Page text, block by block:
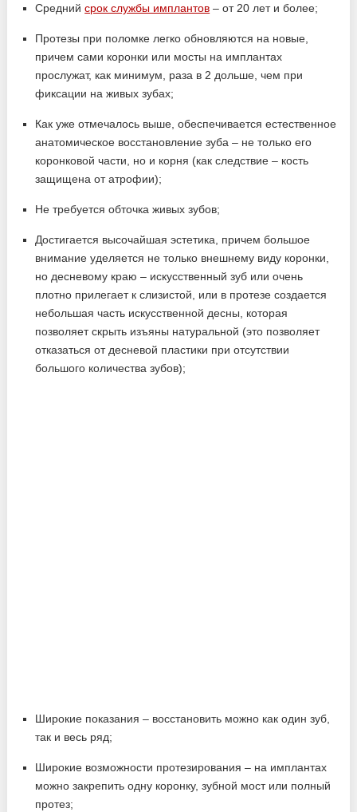
Среднийсрок службы имплантов – от 20 лет и более;
Протезы при поломке легко обновляются на новые,
причем сами коронки или мосты на имплантах
прослужат, как минимум, раза в 2 дольше, чем при
фиксации на живых зубах;
Как уже отмечалось выше, обеспечивается естественное
анатомическое восстановление зуба – не только его
коронковой части, но и корня (как следствие – кость
защищена от атрофии);
Не требуется обточка живых зубов;
Достигается высочайшая эстетика, причем большое
внимание уделяется не только внешнему виду коронки,
но десневому краю – искусственный зуб или очень
плотно прилегает к слизистой, или в протезе создается
небольшая часть искусственной десны, которая
позволяет скрыть изъяны натуральной (это позволяет
отказаться от десневой пластики при отсутствии
большого количества зубов);
Широкие показания – восстановить можно как один зуб,
так и весь ряд;
Широкие возможности протезирования – на имплантах
можно закрепить одну коронку, зубной мост или полный
протез;